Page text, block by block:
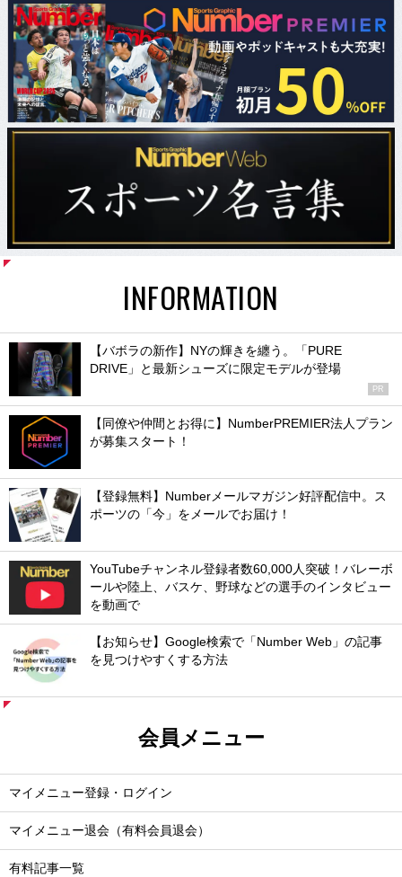
INFORMATION
【バボラの新作】NYの輝きを纏う。「PURE
DRIVE」と最新シューズに限定モデルが登場
PR
【同僚や仲間とお得に】NumberPREMIER法人プラン
が募集スタート！
【登録無料】Numberメールマガジン好評配信中。ス
ポーツの「今」をメールでお届け！
YouTubeチャンネル登録者数60,000人突破！バレーボ
ールや陸上、バスケ、野球などの選手のインタビュー
を動画で
【お知らせ】Google検索で「Number Web」の記事
を見つけやすくする方法
会員メニュー
マイメニュー登録・ログイン
マイメニュー退会（有料会員退会）
有料記事一覧